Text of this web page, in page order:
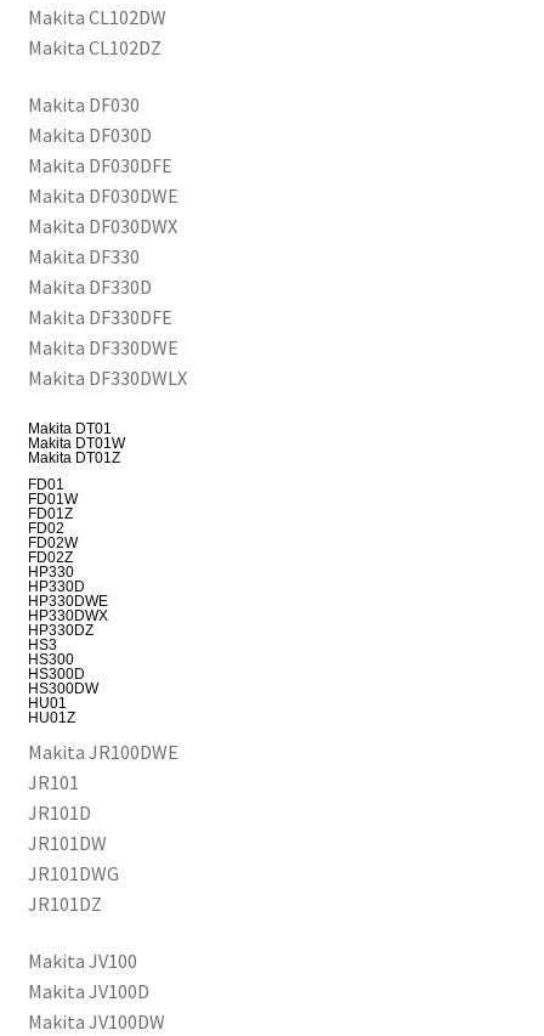
Makita CL102DW
Makita CL102DZ
Makita DF030
Makita DF030D
Makita DF030DFE
Makita DF030DWE
Makita DF030DWX
Makita DF330
Makita DF330D
Makita DF330DFE
Makita DF330DWE
Makita DF330DWLX
Makita DT01
Makita DT01W
Makita DT01Z
FD01
FD01W
FD01Z
FD02
FD02W
FD02Z
HP330
HP330D
HP330DWE
HP330DWX
HP330DZ
HS3
HS300
HS300D
HS300DW
HU01
HU01Z
Makita JR100DWE
JR101
JR101D
JR101DW
JR101DWG
JR101DZ
Makita JV100
Makita JV100D
Makita JV100DW